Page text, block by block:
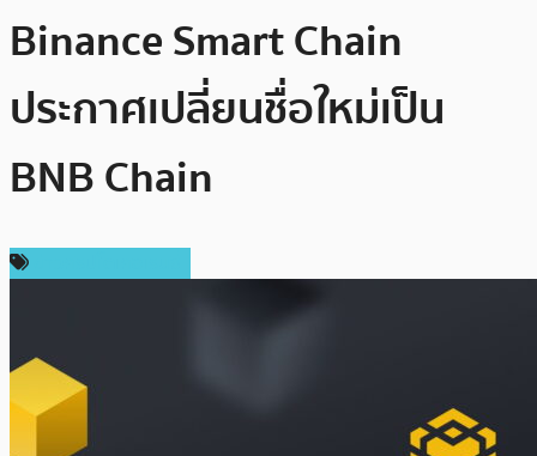
Binance Smart Chain
ประกาศเปลี่ยนชื่อใหม่เป็น
BNB Chain